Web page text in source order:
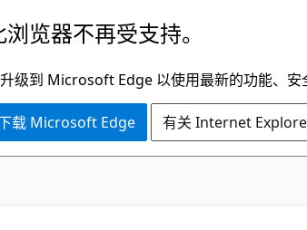
浏览器不再受支持。
级到 Microsoft Edge 以使用最新的功能、安
载 Microsoft Edge 有关 Internet